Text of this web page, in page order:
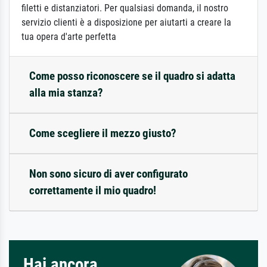
filetti e distanziatori. Per qualsiasi domanda, il nostro
servizio clienti è a disposizione per aiutarti a creare la
tua opera d'arte perfetta
Come posso riconoscere se il quadro si adatta
alla mia stanza?
Come scegliere il mezzo giusto?
Non sono sicuro di aver configurato
correttamente il mio quadro!